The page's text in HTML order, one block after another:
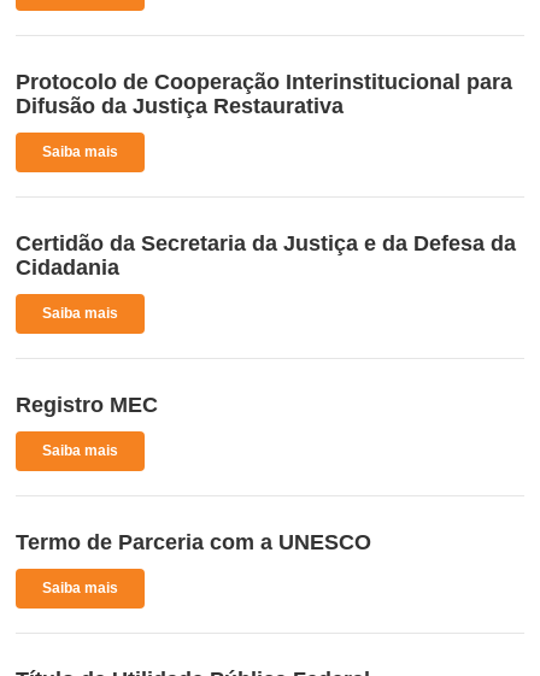
Protocolo de Cooperação Interinstitucional para
Difusão da Justiça Restaurativa
Saiba mais
Certidão da Secretaria da Justiça e da Defesa da
Cidadania
Saiba mais
Registro MEC
Saiba mais
Termo de Parceria com a UNESCO
Saiba mais